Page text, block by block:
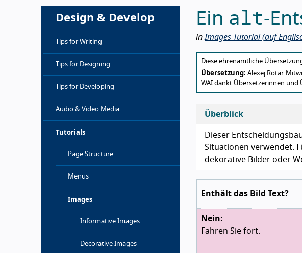
Design & Develop
Tips for Writing
Tips for Designing
Tips for Developing
Audio & Video Media
Tutorials
Page Structure
Menus
Images
Informative Images
Decorative Images
Ein alt-
in Images Tutorial(auf
About this
Diese ehrenamtliche
Übersetzung: Alexej Rotar.
WAI dankt Übersetzerinnen
Überblick
Dieser
Situationen verwendet.
dekorative Bilder oder
Enthält das Bild Text?
Nein:
Fahren Sie fort.